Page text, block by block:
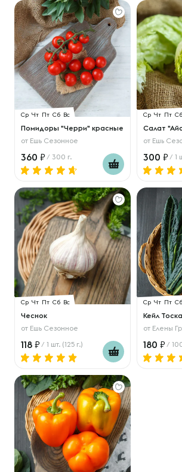
Ср Чт Пт Сб Вс
Помидоры "Черри" красные
от Ешь Сезонное
360 / 300 г.
Ср Чт Пт Сб
Салат
от Ешь
300 / 1
Ср Чт Пт Сб Вс
Чеснок
от Ешь Сезонное
118 / 1 шт. (125 г.)
Ср Чт Пт Сб
Кейл
от Елены
180 /